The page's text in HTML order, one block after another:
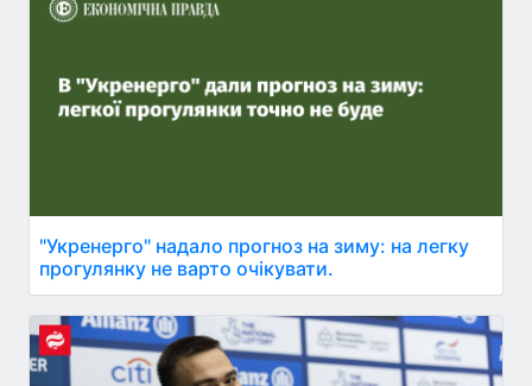
"Укренерго" надало прогноз на зиму: на легку
прогулянку не варто очікувати.